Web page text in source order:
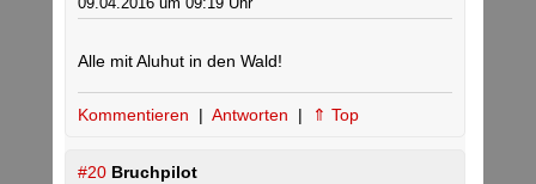
Alle mit Aluhut in den Wald!
Kommentieren | Antworten | ⇑ Top
#20 Bruchpilot